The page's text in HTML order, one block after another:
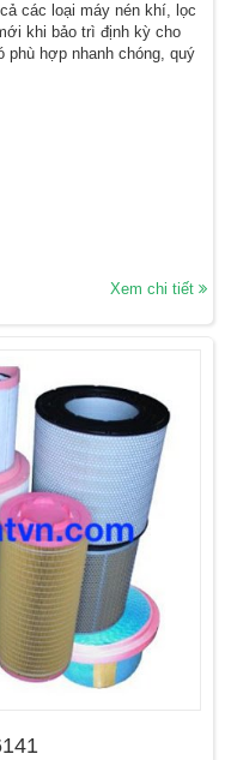
các loại máy nén khí, lọc
khi bảo trì định kỳ cho
hợp nhanh chóng, quý
Xem chi tiết